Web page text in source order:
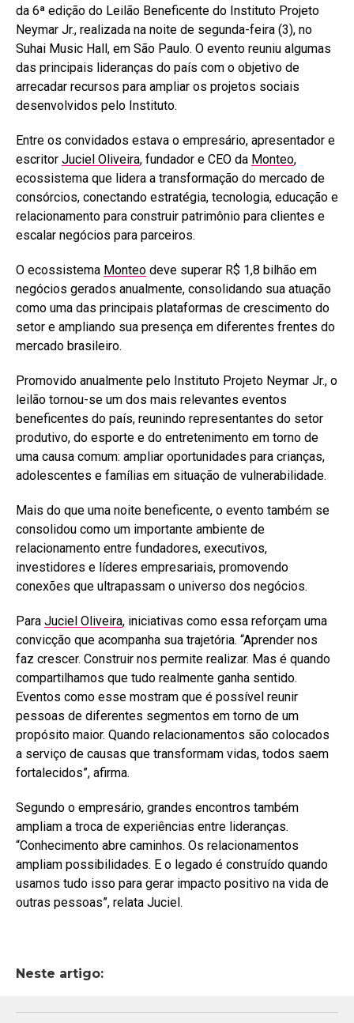
da 6ª edição do Leilão Beneficente do Instituto Projeto
Neymar Jr., realizada na noite de segunda-feira (3), no
Suhai Music Hall, em São Paulo. O evento reuniu algumas
das principais lideranças do país com o objetivo de
arrecadar recursos para ampliar os projetos sociais
desenvolvidos pelo Instituto.
Entre os convidados estava o empresário, apresentador e
escritor Juciel Oliveira, fundador e CEO da Monteo,
ecossistema que lidera a transformação do mercado de
consórcios, conectando estratégia, tecnologia, educação e
relacionamento para construir patrimônio para clientes e
escalar negócios para parceiros.
O ecossistema Monteo deve superar R$ 1,8 bilhão em
negócios gerados anualmente, consolidando sua atuação
como uma das principais plataformas de crescimento do
setor e ampliando sua presença em diferentes frentes do
mercado brasileiro.
Promovido anualmente pelo Instituto Projeto Neymar Jr., o
leilão tornou-se um dos mais relevantes eventos
beneficentes do país, reunindo representantes do setor
produtivo, do esporte e do entretenimento em torno de
uma causa comum: ampliar oportunidades para crianças,
adolescentes e famílias em situação de vulnerabilidade.
Mais do que uma noite beneficente, o evento também se
consolidou como um importante ambiente de
relacionamento entre fundadores, executivos,
investidores e líderes empresariais, promovendo
conexões que ultrapassam o universo dos negócios.
Para Juciel Oliveira, iniciativas como essa reforçam uma
convicção que acompanha sua trajetória. “Aprender nos
faz crescer. Construir nos permite realizar. Mas é quando
compartilhamos que tudo realmente ganha sentido.
Eventos como esse mostram que é possível reunir
pessoas de diferentes segmentos em torno de um
propósito maior. Quando relacionamentos são colocados
a serviço de causas que transformam vidas, todos saem
fortalecidos”, afirma.
Segundo o empresário, grandes encontros também
ampliam a troca de experiências entre lideranças.
“Conhecimento abre caminhos. Os relacionamentos
ampliam possibilidades. E o legado é construído quando
usamos tudo isso para gerar impacto positivo na vida de
outras pessoas”, relata Juciel.
Neste artigo: